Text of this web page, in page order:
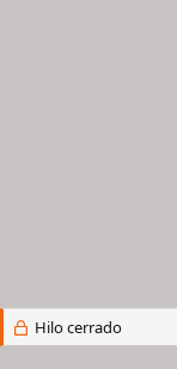
Hilo cerrado